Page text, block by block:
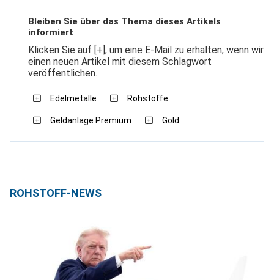
Bleiben Sie über das Thema dieses Artikels
informiert
Klicken Sie auf [+], um eine E-Mail zu erhalten, wenn wir
einen neuen Artikel mit diesem Schlagwort
veröffentlichen.
Edelmetalle Rohstoffe
Geldanlage Premium Gold
ROHSTOFF-NEWS